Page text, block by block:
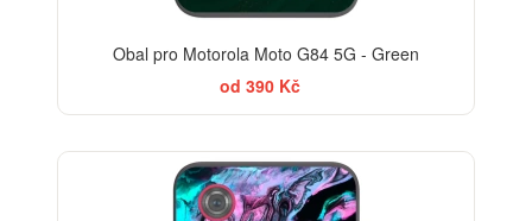
Obal pro Motorola Moto G84 5G - Green
od 390 Kč